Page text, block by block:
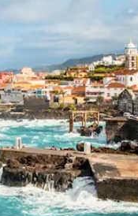
tai tutustu